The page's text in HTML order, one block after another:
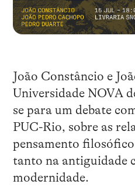
João Constâncio e
Universidade NOVA
se para um debate
PUC-Rio, sobre as
pensamento
tanto na antiguidade
modernidade.